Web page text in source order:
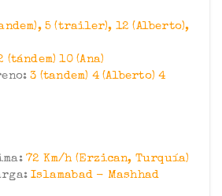
5 (trailer), 12 (Alberto),
(tándem) 10 (Ana)
3 (tandem) 4 (Alberto) 4
72 Km/h (Erzican, Turquía)
Islamabad - Mashhad